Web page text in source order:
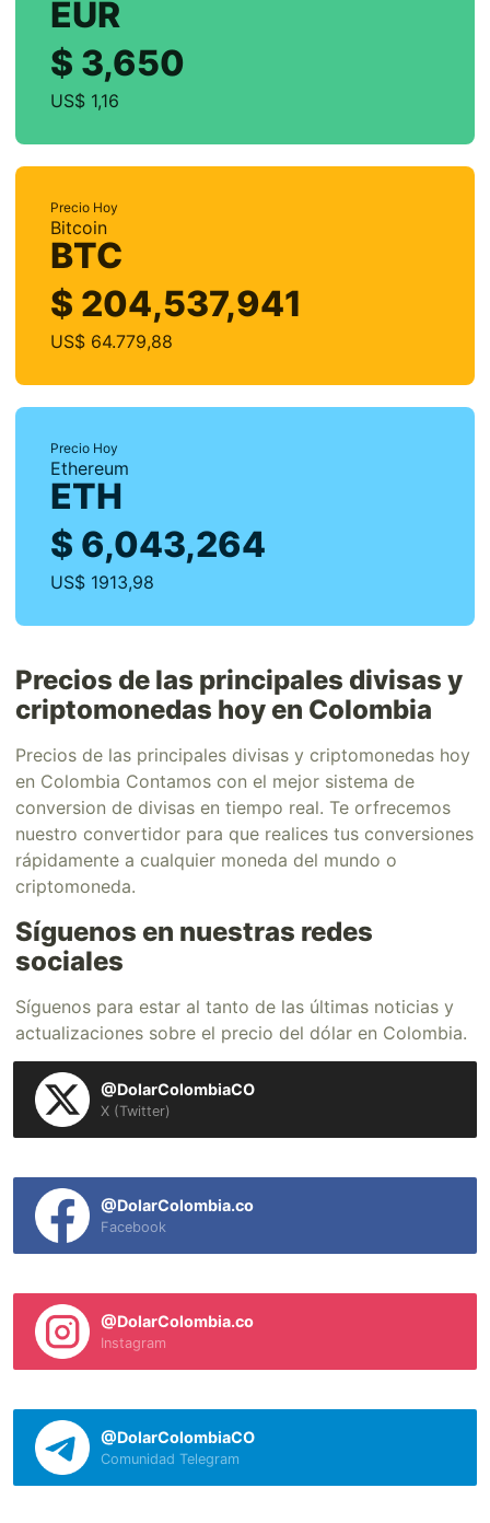
EUR
$ 3,650
US$ 1,16
Precio Hoy
Bitcoin
BTC
$ 204,537,941
US$ 64.779,88
Precio Hoy
Ethereum
ETH
$ 6,043,264
US$ 1913,98
Precios de las principales divisas y
criptomonedas hoy en Colombia
Precios de las principales divisas y criptomonedas hoy
en Colombia Contamos con el mejor sistema de
conversion de divisas en tiempo real. Te orfrecemos
nuestro convertidor para que realices tus conversiones
rápidamente a cualquier moneda del mundo o
criptomoneda.
Síguenos en nuestras redes
sociales
Síguenos para estar al tanto de las últimas noticias y
actualizaciones sobre el precio del dólar en Colombia.
@DolarColombiaCO
X (Twitter)
@DolarColombia.co
Facebook
@DolarColombia.co
Instagram
@DolarColombiaCO
Comunidad Telegram